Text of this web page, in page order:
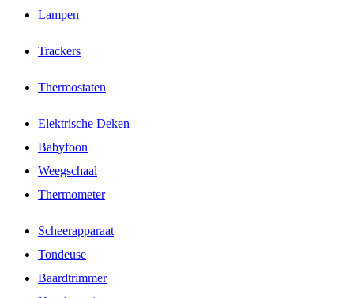
Lampen
Trackers
Thermostaten
Elektrische Deken
Babyfoon
Weegschaal
Thermometer
Scheerapparaat
Tondeuse
Baardtrimmer